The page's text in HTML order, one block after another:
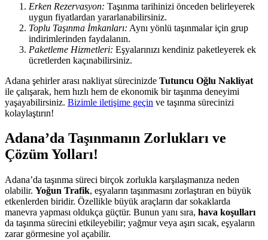
Erken Rezervasyon: Taşınma tarihinizi önceden belirleyerek
uygun fiyatlardan yararlanabilirsiniz.
Toplu Taşınma İmkanları: Aynı yönlü taşınmalar için grup
indirimlerinden faydalanın.
Paketleme Hizmetleri: Eşyalarınızı kendiniz paketleyerek ek
ücretlerden kaçınabilirsiniz.
Adana şehirler arası nakliyat sürecinizde Tutuncu Oğlu Nakliyat
ile çalışarak, hem hızlı hem de ekonomik bir taşınma deneyimi
yaşayabilirsiniz. Bizimle iletişime geçin ve taşınma sürecinizi
kolaylaştırın!
Adana’da Taşınmanın Zorlukları ve
Çözüm Yolları!
Adana’da taşınma süreci birçok zorlukla karşılaşmanıza neden
olabilir. Yoğun Trafik, eşyaların taşınmasını zorlaştıran en büyük
etkenlerden biridir. Özellikle büyük araçların dar sokaklarda
manevra yapması oldukça güçtür. Bunun yanı sıra, hava koşulları
da taşınma sürecini etkileyebilir; yağmur veya aşırı sıcak, eşyaların
zarar görmesine yol açabilir.